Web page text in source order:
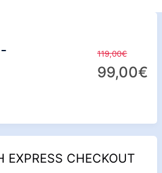
99,00€
119,00€
EXPRESS CHECKOUT